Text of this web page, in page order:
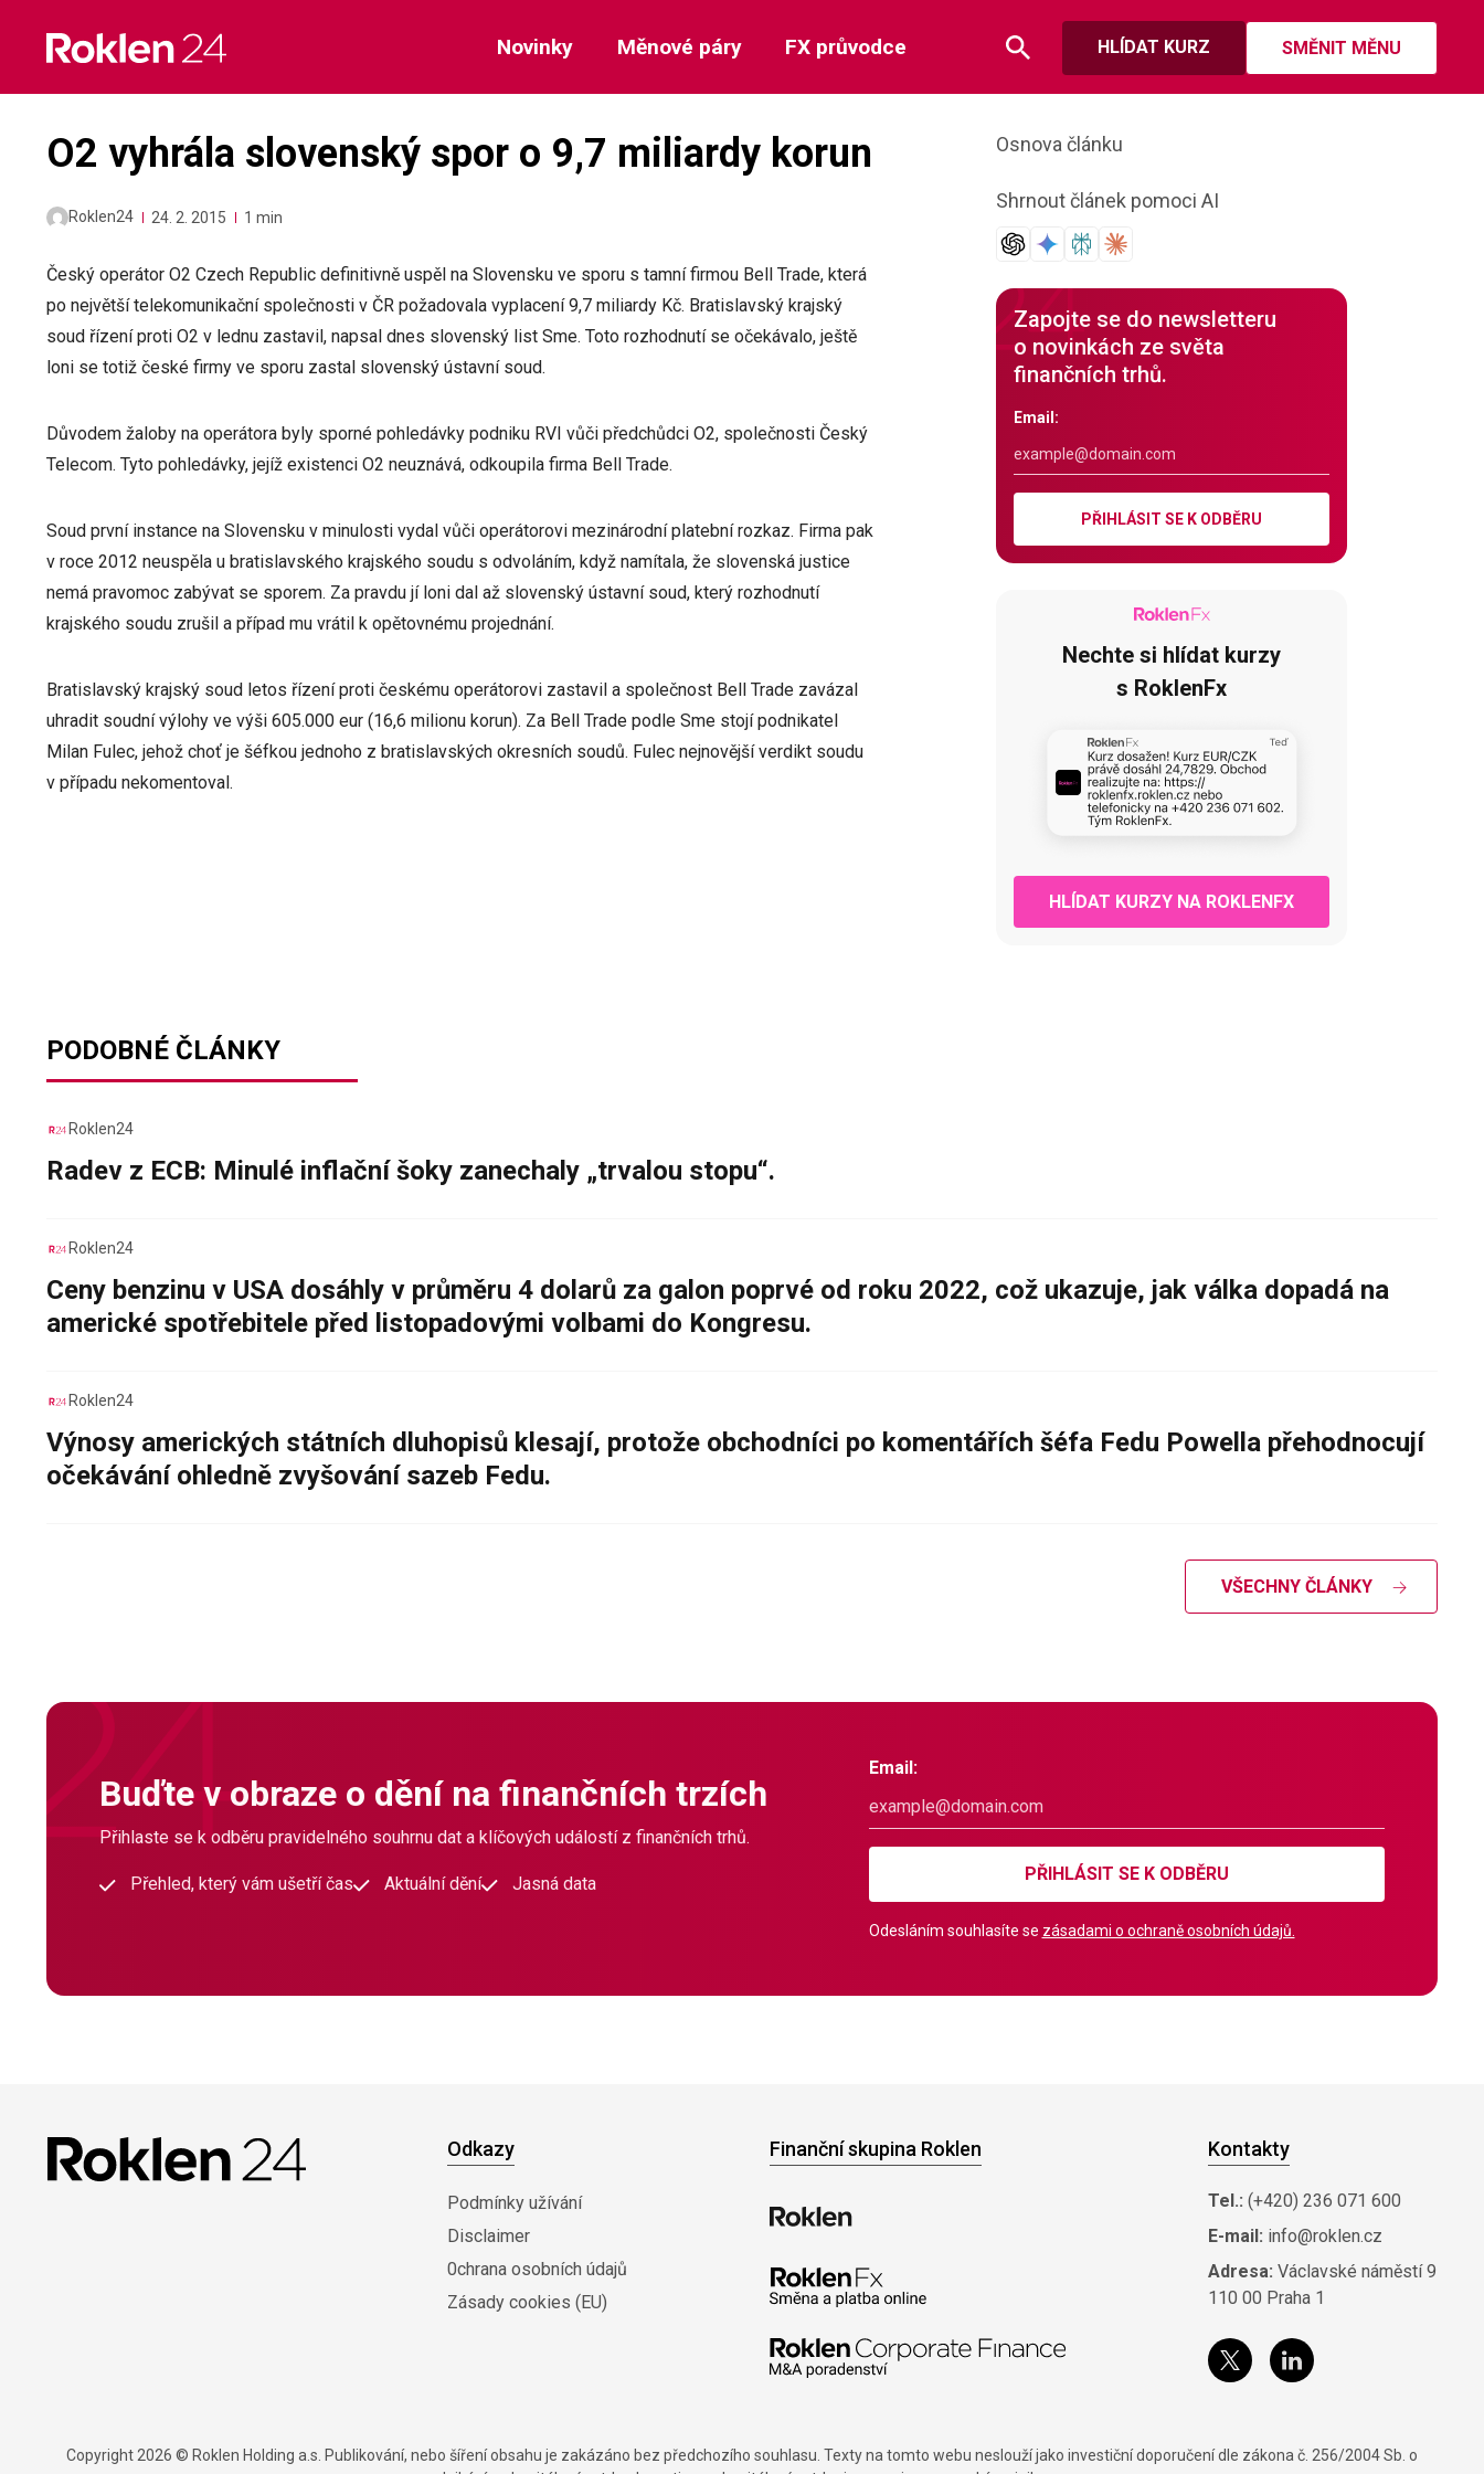
content
HLÍDAT KURZ SMĚNIT MĚNU
Novinky Měnové páry FX průvodce
O2 vyhrála slovenský spor o 9,7 miliardy korun
Roklen24 24. 2. 2015 1 min
Český operátor O2 Czech Republic definitivně uspěl na Slovensku ve sporu s tamní firmou Bell Trade, která
po největší telekomunikační společnosti v ČR požadovala vyplacení 9,7 miliardy Kč. Bratislavský krajský
soud řízení proti O2 v lednu zastavil, napsal dnes slovenský list Sme. Toto rozhodnutí se očekávalo, ještě
loni se totiž české firmy ve sporu zastal slovenský ústavní soud.
Důvodem žaloby na operátora byly sporné pohledávky podniku RVI vůči předchůdci O2, společnosti Český
Telecom. Tyto pohledávky, jejíž existenci O2 neuznává, odkoupila firma Bell Trade.
Soud první instance na Slovensku v minulosti vydal vůči operátorovi mezinárodní platební rozkaz. Firma pak
v roce 2012 neuspěla u bratislavského krajského soudu s odvoláním, když namítala, že slovenská justice
nemá pravomoc zabývat se sporem. Za pravdu jí loni dal až slovenský ústavní soud, který rozhodnutí
krajského soudu zrušil a případ mu vrátil k opětovnému projednání.
Bratislavský krajský soud letos řízení proti českému operátorovi zastavil a společnost Bell Trade zavázal
uhradit soudní výlohy ve výši 605.000 eur (16,6 milionu korun). Za Bell Trade podle Sme stojí podnikatel
Milan Fulec, jehož choť je šéfkou jednoho z bratislavských okresních soudů. Fulec nejnovější verdikt soudu
v případu nekomentoval.
Osnova článku
Shrnout článek pomoci AI
Zapojte se do newsletteru
o novinkách ze světa
finančních trhů.
Email:
PŘIHLÁSIT SE K ODBĚRU
Nechte si hlídat kurzy
s RoklenFx
HLÍDAT KURZY NA ROKLENFX
PODOBNÉ ČLÁNKY
Roklen24
Radev z ECB: Minulé inflační šoky zanechaly „trvalou stopu“.
Roklen24
Ceny benzinu v USA dosáhly v průměru 4 dolarů za galon poprvé od roku 2022, což ukazuje, jak válka dopadá na
americké spotřebitele před listopadovými volbami do Kongresu.
Roklen24
Výnosy amerických státních dluhopisů klesají, protože obchodníci po komentářích šéfa Fedu Powella přehodnocují
očekávání ohledně zvyšování sazeb Fedu.
VŠECHNY ČLÁNKY
Buďte v obraze o dění na finančních trzích
Přihlaste se k odběru pravidelného souhrnu dat a klíčových událostí z finančních trhů.
Přehled, který vám ušetří čas Aktuální dění Jasná data
Email:
PŘIHLÁSIT SE K ODBĚRU
Odesláním souhlasíte se zásadami o ochraně osobních údajů.
Odkazy
Podmínky užívání
Disclaimer
0chrana osobních údajů
Zásady cookies (EU)
Finanční skupina Roklen Kontakty
Tel.: (+420) 236 071 600
E-mail: info@roklen.cz
Adresa: Václavské náměstí 9
110 00 Praha 1
Copyright 2026 © Roklen Holding a.s. Publikování, nebo šíření obsahu je zakázáno bez předchozího souhlasu. Texty na tomto webu neslouží jako investiční doporučení dle zákona č. 256/2004 Sb. o